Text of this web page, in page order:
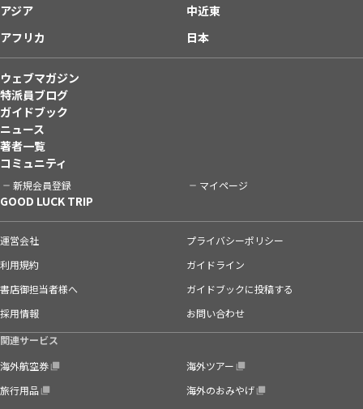
アジア
中近東
アフリカ
日本
ウェブマガジン
特派員ブログ
ガイドブック
ニュース
著者一覧
コミュニティ
新規会員登録 マイページ
GOOD LUCK TRIP
運営会社
プライバシーポリシー
利用規約
ガイドライン
書店御担当者様へ
ガイドブックに投稿する
採用情報
お問い合わせ
関連サービス
海外航空券
海外ツアー
旅行用品
海外のおみやげ